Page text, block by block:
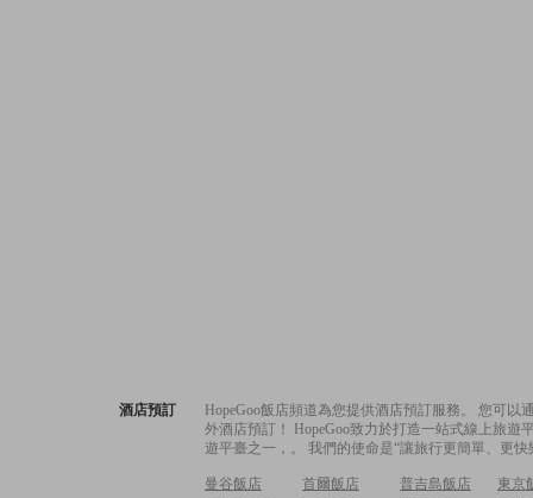
酒店預訂
HopeGoo飯店頻道為您提供酒店預訂服務。 您可
外酒店預訂！ HopeGoo致力於打造一站式線上旅
遊平臺之一，。 我們的使命是“讓旅行更簡單、更
曼谷飯店 首爾飯店 普吉島飯店
東京